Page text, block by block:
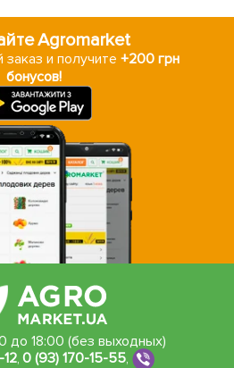
Agromarket
и получите +200 грн
бонусов!
до 18:00 (без выходных)
,0 (93) 170-15-55,